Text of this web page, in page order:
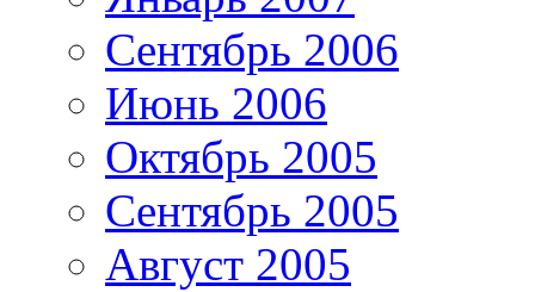
Сентябрь 2006
Июнь 2006
Октябрь 2005
Сентябрь 2005
Август 2005